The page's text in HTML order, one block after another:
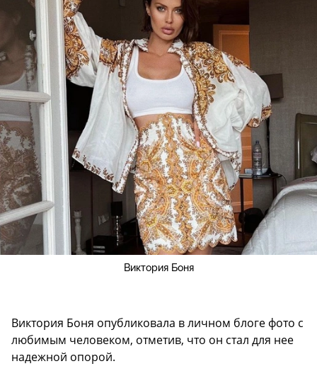
Виктория Боня
Виктория Боня опубликовала в личном блоге фото с
любимым человеком, отметив, что он стал для нее
надежной опорой.